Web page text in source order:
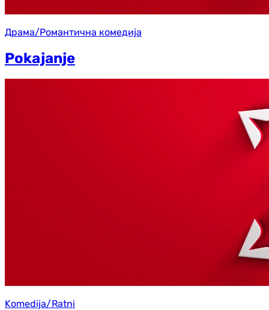
Драма/Романтична комедија
Pokajanje
Komedija/Ratni